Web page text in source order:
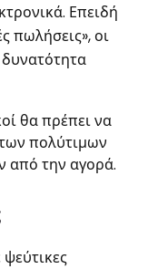
Επειδή
πωλήσεις», οι
θα πρέπει να
πολύτιμων
από την αγορά.